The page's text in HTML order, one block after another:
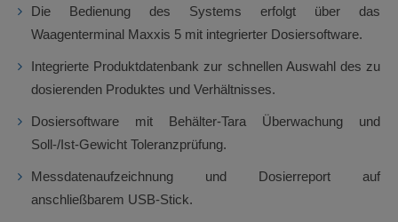
Die Bedienung des Systems erfolgt über das
Waagenterminal Maxxis 5 mit integrierter Dosiersoftware.
Integrierte Produktdatenbank zur schnellen Auswahl des zu
dosierenden Produktes und Verhältnisses.
Dosiersoftware mit Behälter-Tara Überwachung und
Soll-/Ist-Gewicht Toleranzprüfung.
Messdatenaufzeichnung und Dosierreport auf
anschließbarem USB-Stick.